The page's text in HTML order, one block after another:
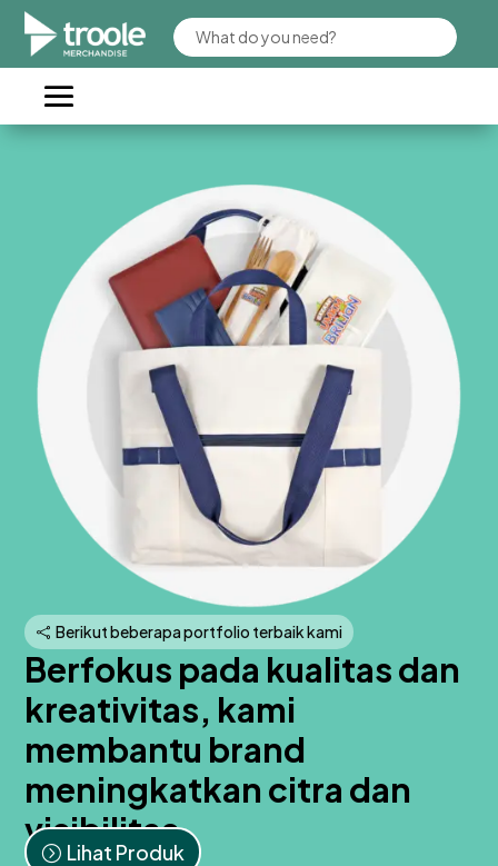
Berikut beberapa portfolio terbaik kami
Berfokus pada kualitas dan
kreativitas, kami
membantu brand
meningkatkan citra dan
visibilitas
Lihat Produk